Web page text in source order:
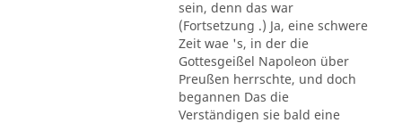
sein, denn das war
(Fortsetzung .) Ja, eine schwere
Zeit wae 's, in der die
Gottesgeißel Napoleon über
Preußen herrschte, und doch
begannen Das die
Verständigen sie bald eine